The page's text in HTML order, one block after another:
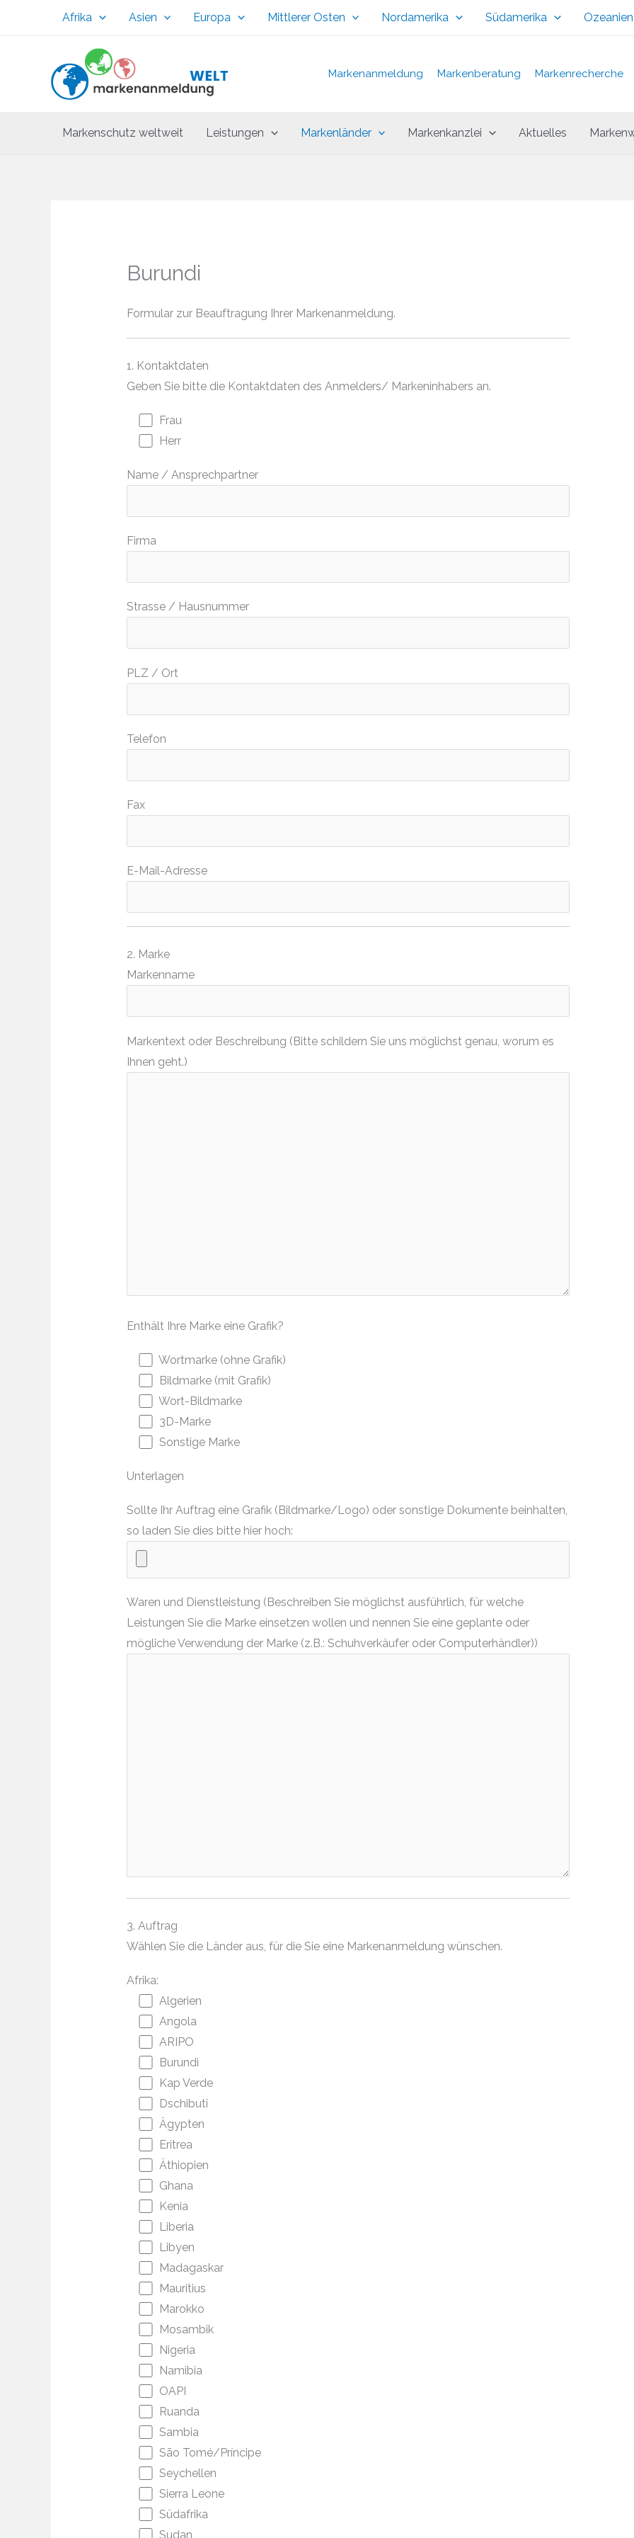
Afrika Asien Europa Mittlerer Osten Nordamerika Südamerika Ozeanien
Markenanmeldung Markenberatung Markenrecherche
Markenschutz weltweit Leistungen Markenländer Markenkanzlei Aktuelles
Burundi
Formular zur Beauftragung Ihrer Markenanmeldung.
1. Kontaktdaten
Geben Sie bitte die Kontaktdaten des Anmelders/ Markeninhabers an.
Frau
Herr
Name / Ansprechpartner
Firma
Strasse / Hausnummer
PLZ / Ort
Telefon
Fax
E-Mail-Adresse
2. Marke
Markenname
Markentext oder Beschreibung (Bitte schildern Sie uns möglichst genau, worum es
Ihnen geht.)
Enthält Ihre Marke eine Grafik?
Wortmarke (ohne Grafik)
Bildmarke (mit Grafik)
Wort-Bildmarke
3D-Marke
Sonstige Marke
Unterlagen
Sollte Ihr Auftrag eine Grafik (Bildmarke/Logo) oder sonstige Dokumente beinhalten,
so laden Sie dies bitte hier hoch:
Waren und Dienstleistung (Beschreiben Sie möglichst ausführlich, für welche
Leistungen Sie die Marke einsetzen wollen und nennen Sie eine geplante oder
mögliche Verwendung der Marke (z.B.: Schuhverkäufer oder Computerhändler))
3. Auftrag
Wählen Sie die Länder aus, für die Sie eine Markenanmeldung wünschen.
Afrika:
Algerien
Angola
ARIPO
Burundi
Kap Verde
Dschibuti
Ägypten
Eritrea
Äthiopien
Ghana
Kenia
Liberia
Libyen
Madagaskar
Mauritius
Marokko
Mosambik
Nigeria
Namibia
OAPI
Ruanda
Sambia
São Tomé/Príncipe
Seychellen
Sierra Leone
Südafrika
Sudan